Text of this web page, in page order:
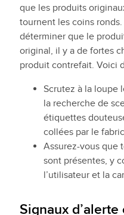
que les produits
tournent les coins
déterminer que le
original, il y a de fortes
produit contrefait. Voici
Scrutez à la loupe
la recherche de
étiquettes
collées par le
Assurez-vous que
sont présentes, y
l’utilisateur et la
Signaux